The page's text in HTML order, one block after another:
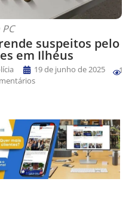
suspeitos pelo
em Ilhéus
19 de junho de 2025
1